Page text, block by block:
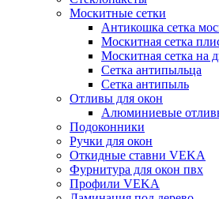
Москитные сетки
Антикошка сетка
Москитная сетка
Москитная сетка на
Сетка антипыльца
Сетка антипыль
Отливы для окон
Алюминиевые
Подоконники
Ручки для окон
Откидные ставни VEKA
Фурнитура для окон пвх
Профили VEKA